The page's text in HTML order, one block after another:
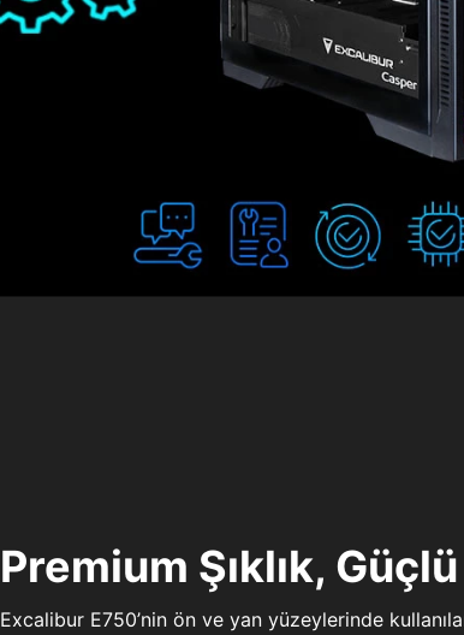
Premium Şıklık,
Excalibur E750’nin ön ve yan yüzeylerinde